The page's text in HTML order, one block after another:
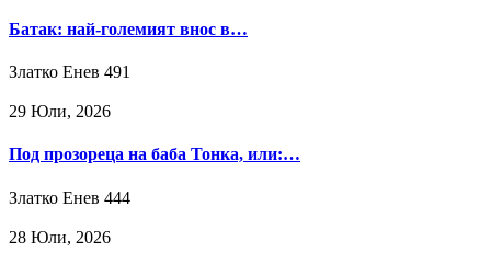
Батак: най-големият внос в…
Златко Енев 491
29 Юли, 2026
Под прозореца на баба Тонка, или:…
Златко Енев 444
28 Юли, 2026